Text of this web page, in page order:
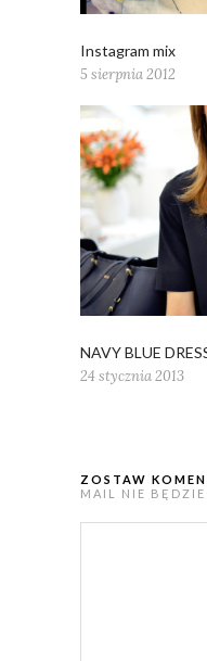
Instagram mix
5 sierpnia 2012
NAVY BLUE
24 stycznia 2013
ZOSTAW
MAIL NIE